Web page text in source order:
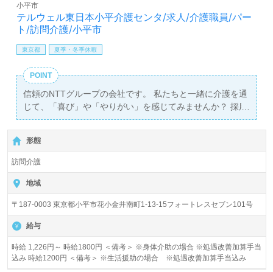
テルウェル東日本小平介護センタ/求人/介護職員/パー
ト/訪問介護/小平市
小平市
東京都 夏季・冬季休暇
POINT
信頼のNTTグループの会社です。 私たちと一緒に介護を通
じて、「喜び」や「やりがい」を感じてみませんか？ 採用
時の新任研修や定期的な研修でバックアップいたします！
形態
訪問介護
地域
〒187-0003 東京都小平市花小金井南町1-13-15フォートレスセブン101号
給与
時給 1,226円～ 時給1800円 ＜備考＞ ※身体介助の場合 ※処遇改善加算手当
込み 時給1200円 ＜備考＞ ※生活援助の場合 ※処遇改善加算手当込み